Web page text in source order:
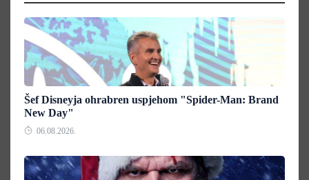
Šef Disneyja ohrabren uspjehom "Spider-Man: Brand
New Day"
06.08.2026.